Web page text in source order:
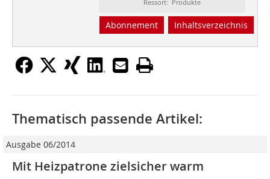
Ressort: Produkte
Abonnement Inhaltsverzeichnis
Thematisch passende Artikel:
Ausgabe 06/2014
Mit Heizpatrone zielsicher warm